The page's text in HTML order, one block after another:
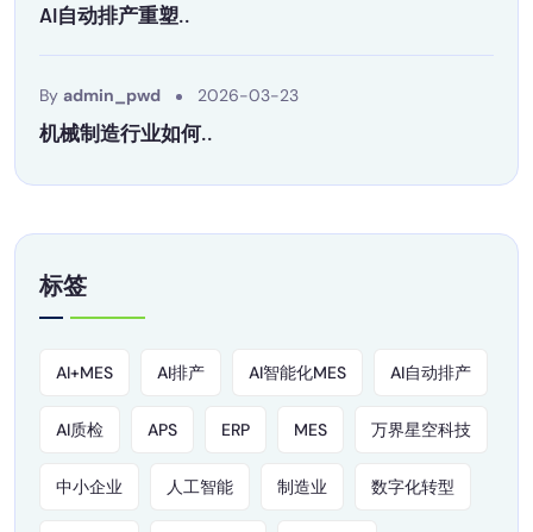
AI自动排产重塑..
By admin_pwd 2026-03-23
机械制造行业如何..
标签
AI+MES AI排产 AI智能化MES AI自动排产
AI质检 APS ERP MES 万界星空科技
中小企业 人工智能 制造业 数字化转型